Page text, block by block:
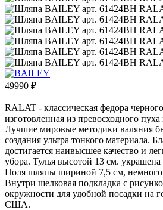
49990 ₽
RALAT - классическая федора
изготовленная из превосходного
Лучшие мировые методики валяния
создания ультра тонкого материала.
достигается наивысшее качество и
убора. Тулья высотой 13 см. украшена
Поля шляпы шириной 7,5 см, немного
Внутри шелковая подкладка с
окружности для удобной посадки на
США.